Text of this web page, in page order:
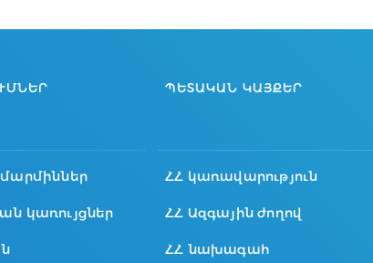
կառույցներ
ՊԵՏԱԿԱՆ ԿԱՅՔԵՐ
ՀՀ կառավարություն
ՀՀ Ազգային ժողով
ՀՀ նախագահ